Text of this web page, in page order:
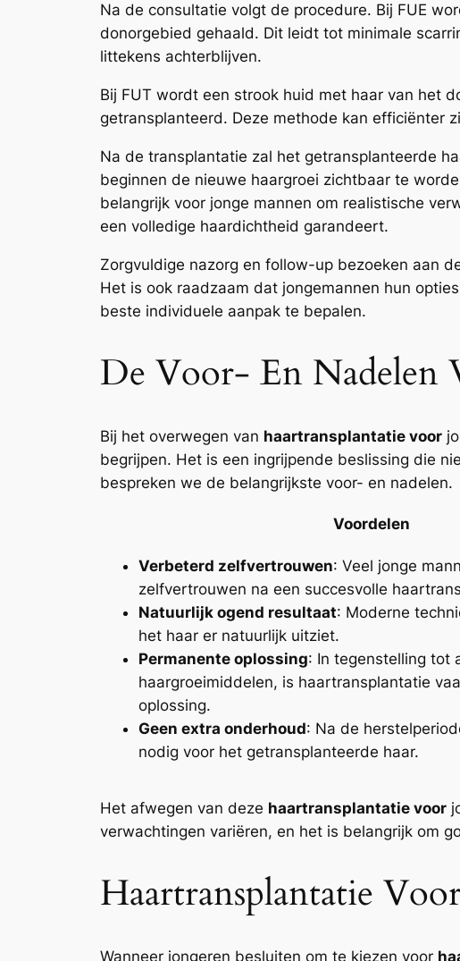
Na de consultatie volgt de procedure. Bij FUE
donorgebied gehaald. Dit leidt tot minimale
littekens achterblijven.
Bij FUT wordt een strook huid met haar van het
getransplanteerd. Deze methode kan efficiënter
Na de transplantatie zal het getransplanteerde
beginnen de nieuwe haargroei zichtbaar te
belangrijk voor jonge mannen om realistische
een volledige haardichtheid garandeert.
Zorgvuldige nazorg en follow-up bezoeken aan
Het is ook raadzaam dat jongemannen hun
beste individuele aanpak te bepalen.
De Voor- En Nadelen
Bij het overwegen van haartransplantatie voor
begrijpen. Het is een ingrijpende beslissing die
bespreken we de belangrijkste voor- en nadelen.
Voordelen
Verbeterd zelfvertrouwen: Veel jonge
zelfvertrouwen na een succesvolle
Natuurlijk ogend resultaat: Moderne
het haar er natuurlijk uitziet.
Permanente oplossing: In tegenstelling tot
haargroeimiddelen, is haartransplantatie
oplossing.
Geen extra onderhoud: Na de
nodig voor het getransplanteerde haar.
Het afwegen van deze haartransplantatie voor
verwachtingen variëren, en het is belangrijk om
Haartransplantatie
Wanneer jongeren besluiten om te kiezen voor